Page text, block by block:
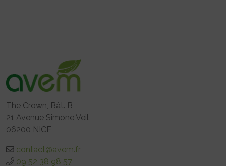
The Crown, Bât. B
21 Avenue Simone Veil
06200 NICE
contact@avem.fr
09 52 38 98 57